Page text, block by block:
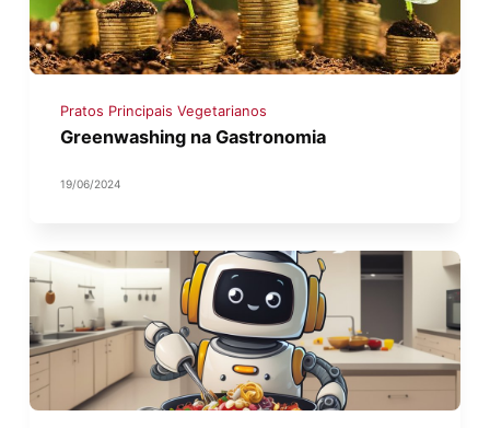
Pratos Principais Vegetarianos
Greenwashing na Gastronomia
19/06/2024